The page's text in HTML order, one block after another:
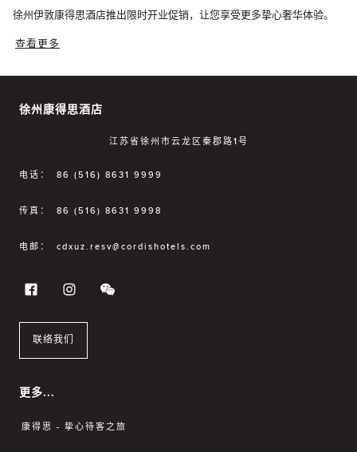
徐州伊敦康得思酒店推出限时开业促销，让您享受更多挚心奢华体验。
查看更多
徐州康得思酒店
江苏省徐州市云龙区秦郡路1号
电话： 86 (516) 8631 9999
传真： 86 (516) 8631 9998
电邮： cdxuz.resv@cordishotels.com
联络我们
更多...
康得思 - 挚心待客之旅